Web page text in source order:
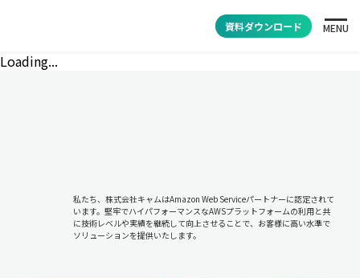
資料ダウンロード MENU
Loading...
私たち、株式会社キャムはAmazon Web Serviceパートナーに認定されて
います。堅牢でハイパフォーマンスなAWSプラットフォームの利用と共
に技術レベルや実績を継続して向上させることで、お客様に高い水準で
ソリューションを提供いたします。